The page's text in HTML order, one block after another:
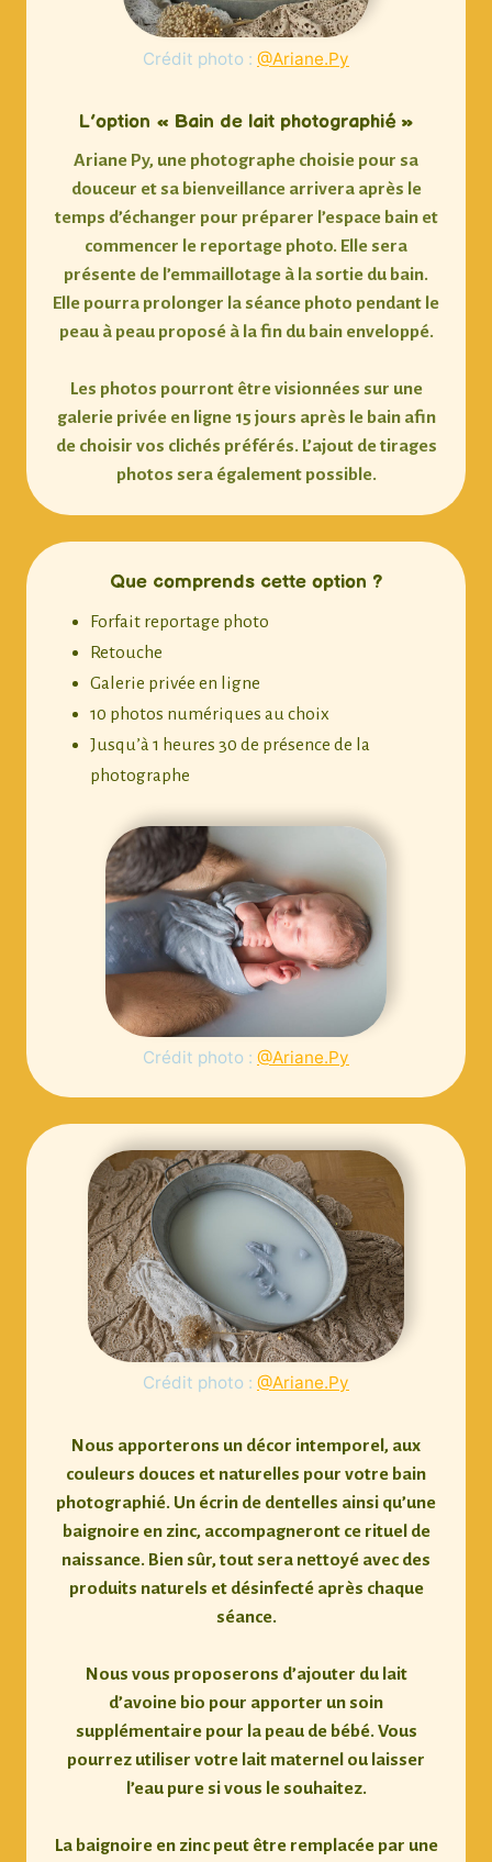
Crédit photo : @Ariane.Py
L’option « Bain de lait photographié »
Ariane Py, une photographe choisie pour sa
douceur et sa bienveillance arrivera après le
temps d’échanger pour préparer l’espace bain et
commencer le reportage photo. Elle sera
présente de l’emmaillotage à la sortie du bain.
Elle pourra prolonger la séance photo pendant le
peau à peauproposé à la fin du bain enveloppé.
Les photos pourront être visionnées sur une
galerie privée en ligne 15 jours après le bain afin
de choisir vos clichés préférés. L’ajout de tirages
photos sera également possible.
Que comprends cette option ?
Forfait reportage photo
Retouche
Galerie privée en ligne
10 photos numériques au choix
Jusqu’à 1 heures 30 de présence de la
photographe
Crédit photo : @Ariane.Py
Crédit photo : @Ariane.Py
Nous apporterons un décor intemporel, aux
couleurs douces et naturelles pour votre bain
photographié. Un écrin de dentelles ainsi qu’une
baignoire en zinc, accompagneront ce rituel de
naissance. Bien sûr, tout sera nettoyé avec des
produits naturels et désinfecté après chaque
séance.
Nous vous proposerons d’ajouter du lait
d’avoine bio pour apporter un soin
supplémentaire pour la peau de bébé. Vous
pourrez utiliser votre lait maternel ou laisser
l’eau pure si vous le souhaitez.
La baignoire en zinc peut être remplacée par une